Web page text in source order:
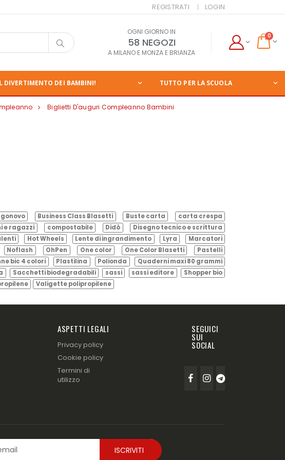
REGISTRATI LOGIN
OGNI GIORNO IN
58 NEGOZI
A MILANO E MONZA E BRIANZA
0
DIVERTIMENTO DEI BAMBINI! TUTTO PER LA SCUOLA
Biglietti D'auguri Compleanno Bambini
Business Class Blasetti Buste carta
carta crespa
e ragazzi compostabile Didò
Disegno tecnico e scrittura
Hot Wheels Lente di ingrandimento Lyra
Marcatori
Noflash OhPen One color One Color Blasetti
Pastelli
bic 4 colori Plastilina Polionda
Quaderni maxi 80 grammi
Sacchetti biodegradabili sassi sassi editore
Shopper bio
Valigette polipropilene
ASPETTI LEGALI
Privacy policy
Cookie policy
Termini di
utilizzo
SEGUICI
SUI
SOCIAL